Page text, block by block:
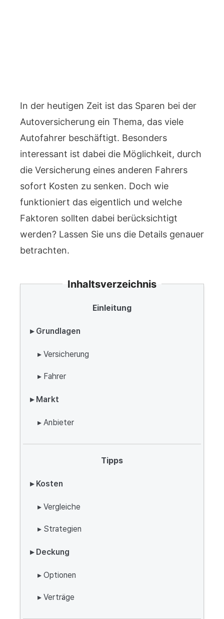
In der heutigen Zeit ist das Sparen bei der
Autoversicherung ein Thema, das viele
Autofahrer beschäftigt. Besonders
interessant ist dabei die Möglichkeit, durch
die Versicherung eines anderen Fahrers
sofort Kosten zu senken. Doch wie
funktioniert das eigentlich und welche
Faktoren sollten dabei berücksichtigt
werden? Lassen Sie uns die Details genauer
betrachten.
Inhaltsverzeichnis
Einleitung
▸ Grundlagen
▸ Versicherung
▸ Fahrer
▸ Markt
▸ Anbieter
Tipps
▸ Kosten
▸ Vergleiche
▸ Strategien
▸ Deckung
▸ Optionen
▸ Verträge